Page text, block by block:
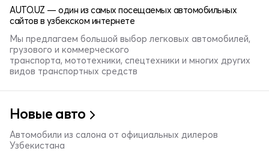
AUTO.UZ — один из самых посещаемых автомобильных
сайтов в узбекском интернете
Мы предлагаем большой выбор легковых автомобилей,
грузового и коммерческого
транспорта, мототехники, спецтехники и многих других
видов транспортных средств
Новые авто
Автомобили из салона от официальных дилеров
Узбекистана